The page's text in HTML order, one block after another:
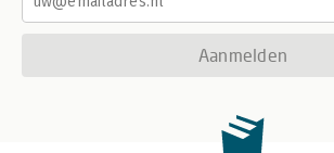
Aanmelden